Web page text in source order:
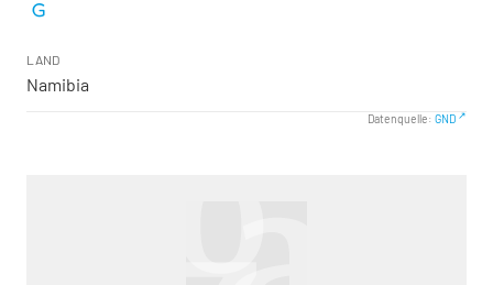
LAND
Namibia
Datenquelle: GND